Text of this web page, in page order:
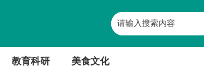
教育科研 美食文化